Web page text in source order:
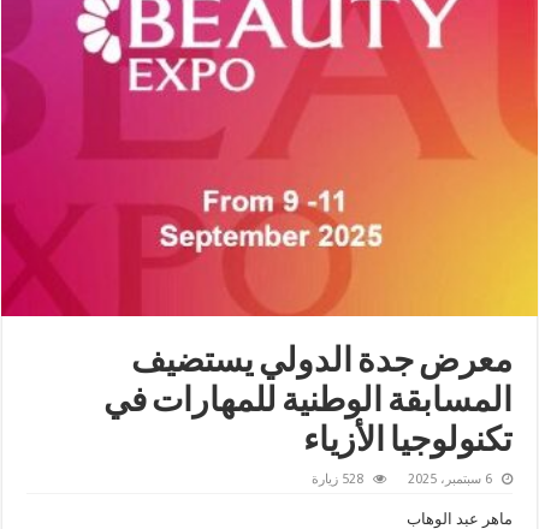
معرض جدة الدولي يستضيف
المسابقة الوطنية للمهارات في
تكنولوجيا الأزياء
6 سبتمبر، 2025 528 زيارة
ماهر عبد الوهاب